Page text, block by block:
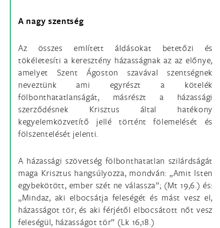
A nagy szentség
Az összes említett áldásokat betetőzi és
tökéletesíti a keresztény házasságnak az az előnye,
amelyet Szent Ágoston szavával szentségnek
neveztünk ami egyrészt a kötelék
fölbonthatatlanságát, másrészt a házassági
szerződésnek Krisztus által hatékony
kegyelemközvetítő jellé történt fölemelését és
fölszentelését jelenti.
A házassági szövetség fölbonthatatlan szilárdságát
maga Krisztus hangsúlyozza, mondván: „Amit Isten
egybekötött, ember szét ne válassza”; (Mt 19,6.) és:
„Mindaz, aki elbocsátja feleségét és mást vesz el,
házasságot tör; és aki férjétől elbocsátott nőt vesz
feleségül, házasságot tör” (Lk 16,18.)